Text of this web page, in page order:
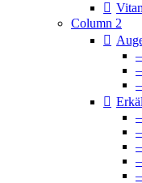
Column 2